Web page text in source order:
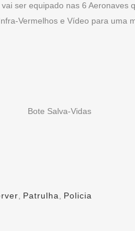
ser equipado nas 6 Aeronaves
Vermelhos e Vídeo para uma
Bote Salva-Vidas
Patrulha Policia